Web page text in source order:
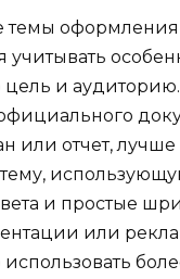
темы оформления
учитывать
цель и
или отчет,
и простые
или